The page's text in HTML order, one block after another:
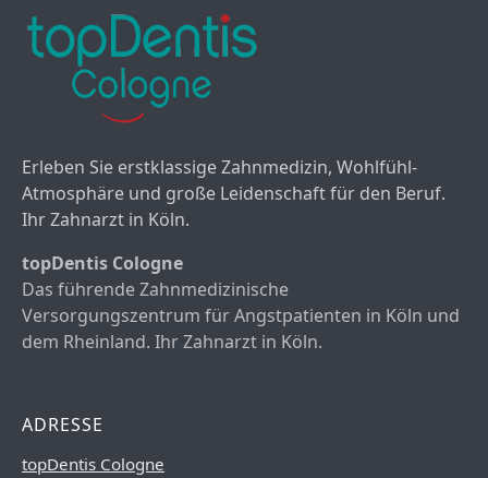
Erleben Sie erstklassige Zahnmedizin, Wohlfühl-
Atmosphäre und große Leidenschaft für den Beruf.
Ihr Zahnarzt in Köln.
topDentis Cologne
Das führende Zahnmedizinische
Versorgungszentrum für Angstpatienten in Köln und
dem Rheinland. Ihr Zahnarzt in Köln.
ADRESSE
topDentis Cologne